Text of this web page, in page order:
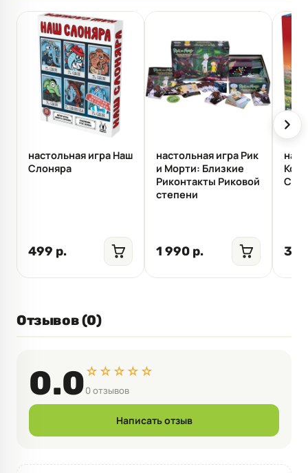
настольная игра Наш
Слоняра
499 р.
настольная игра Рик
и Морти: Близкие
Риконтакты Риковой
степени
1 990 р. 3
Отзывов (0)
0.0☆☆☆☆☆
0 отзывов
Написать отзыв